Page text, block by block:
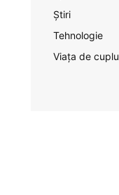
Știri
Tehnologie
Viața de cuplu